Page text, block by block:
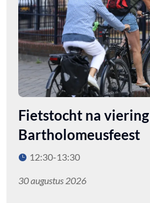
Fietstocht na viering
Bartholomeusfeest
12:30-13:30
30 augustus 2026